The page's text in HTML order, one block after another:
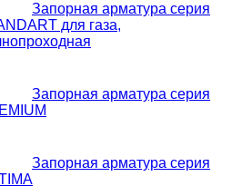
Запорная арматура серия
для газа,
Запорная арматура серия
Запорная арматура серия